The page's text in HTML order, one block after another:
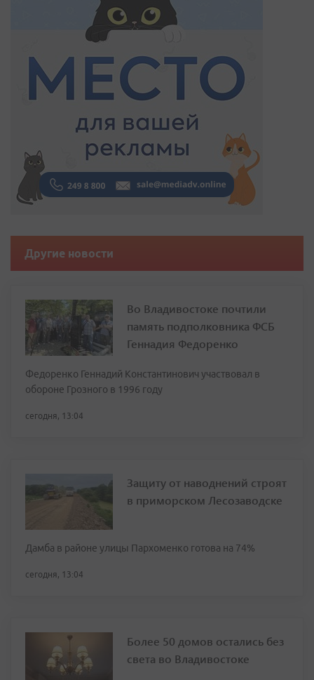
Другие новости
Во Владивостоке почтили
память подполковника ФСБ
Геннадия Федоренко
Федоренко Геннадий Константинович участвовал в
обороне Грозного в 1996 году
сегодня, 13:04
Защиту от наводнений строят
в приморском Лесозаводске
Дамба в районе улицы Пархоменко готова на 74%
сегодня, 13:04
Более 50 домов остались без
света во Владивостоке